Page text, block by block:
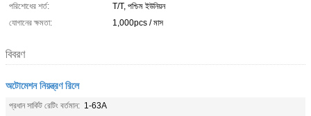
পরিশোধের শর্ত:
T/T, পশ্চিম ইউনিয়ন
যোগানের ক্ষমতা:
1,000pcs / মাস
বিবরণ
অটোমেশন নিয়ন্ত্রণ রিলে
প্রধান সার্কিট রেটিং বর্তমান: 1-63A